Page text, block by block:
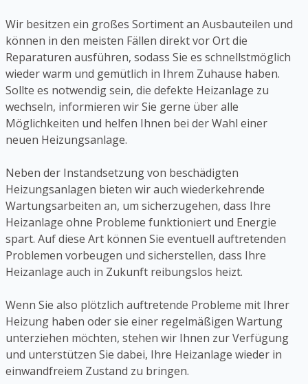
Wir besitzen ein großes Sortiment an Ausbauteilen und
können in den meisten Fällen direkt vor Ort die
Reparaturen ausführen, sodass Sie es schnellstmöglich
wieder warm und gemütlich in Ihrem Zuhause haben.
Sollte es notwendig sein, die defekte Heizanlage zu
wechseln, informieren wir Sie gerne über alle
Möglichkeiten und helfen Ihnen bei der Wahl einer
neuen Heizungsanlage.
Neben der Instandsetzung von beschädigten
Heizungsanlagen bieten wir auch wiederkehrende
Wartungsarbeiten an, um sicherzugehen, dass Ihre
Heizanlage ohne Probleme funktioniert und Energie
spart. Auf diese Art können Sie eventuell auftretenden
Problemen vorbeugen und sicherstellen, dass Ihre
Heizanlage auch in Zukunft reibungslos heizt.
Wenn Sie also plötzlich auftretende Probleme mit Ihrer
Heizung haben oder sie einer regelmäßigen Wartung
unterziehen möchten, stehen wir Ihnen zur Verfügung
und unterstützen Sie dabei, Ihre Heizanlage wieder in
einwandfreiem Zustand zu bringen.